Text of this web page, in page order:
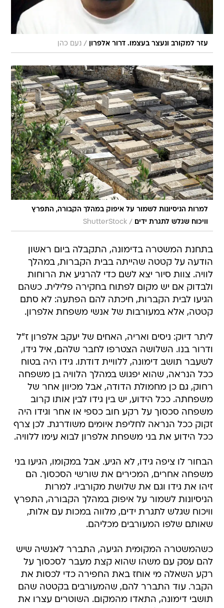
עזר למקורב ונעצר בעצמו. דרור אלפרון / נעם כהן
למרות הניסיונות לשמור על איפוק במהלך הקבורה, התפרץ
וויכוח שגלש לתגרת ידים
/
ShutterStock
בתחנת המשטרה בדימונה, התקבלה ביום ראשון
הודעה על קטטה שהייתה בבית הקברות, במהלך
לוויה. צוות סיור יצא לשם כדי להרגיע את הרוחות
ולבדוק אם יש מקום לפתוח בחקירה פלילית. כשהם
הגיעו לבית הקברות, חיכתה להם הפתעה: לא סתם
קטטה, אלא במעורבות של אנשי משפחת אלפרון.
ליתר דיוק: ניסים ואריה, האחים של יעקב אלפרון ז"ל
ודרור בנו. השלושה הצטרפו לחבר שלהם, איל גידו,
לשעבר תושב דימונה, ללוויית דודתו. גידו היה בטוח
ככל הנראה, שהוא יפגוש במהלך הלוויה בן משפחה
רחוק, גם כן מחמולת הדודה, אבל מכיוון אחר של
משפחתה. ככל הידוע, יש בין גידו לבין אותו קרוב
משפחה סכסוך על רקע חוב כספי או אחר וגידו היה
זקוק ככל הנראה לחליפת איומים משודרגת. לכן צרף
ככל הידוע את בני משפחת אלפרון לבוא עימו ללוויה.
הבחור לו ציפה גידו, לא הגיע. אבל במקומו, הגיעו בני
משפחה אחרים, המכירים את שורשי הסכסוך. הם
זיהו את גידו וגם את שלושת מקורביו. למרות
הניסיונות לשמור על איפוק במהלך הקבורה, התפרץ
וויכוח שגלש לתגרת ידים, מלווה במכות עם אלות,
שאותם שלפו המעורבים מכליהם.
כשהמשטרה המקומית הגיעה, התברר לאנשיה שיש
להם עסק עם משהו שהוא קצת מעבר לסכסוך על
רקע השאלה מי אוחז באת החפירה כדי לכסות את
הקבר. עוד התברר להם, שהמעורבים בקטטה שהם
תושבי דימונה, התאדו מהמקום. השוטרים עצרו את